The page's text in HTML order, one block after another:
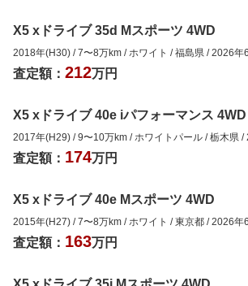
X5 xドライブ 35d Mスポーツ 4WD
2018年(H30) /7〜8万km / ホワイト /福島県 /2026年
査定額： 212万円
X5 xドライブ 40e iパフォーマンス 4WD
2017年(H29) /9〜10万km / ホワイトパール /栃木県 /
査定額： 174万円
X5 xドライブ 40e Mスポーツ 4WD
2015年(H27) /7〜8万km / ホワイト /東京都 /2026年
査定額： 163万円